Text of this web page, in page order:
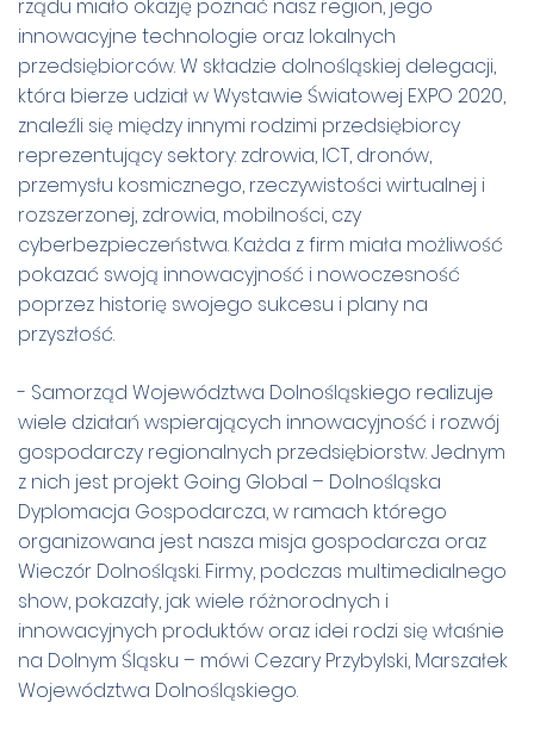
rządu miało okazję poznać nasz region, jego
innowacyjne technologie oraz lokalnych
przedsiębiorców. W składzie dolnośląskiej delegacji,
która bierze udział w Wystawie Światowej EXPO 2020,
znaleźli się między innymi rodzimi przedsiębiorcy
reprezentujący sektory: zdrowia, ICT, dronów,
przemysłu kosmicznego, rzeczywistości wirtualnej i
rozszerzonej, zdrowia, mobilności, czy
cyberbezpieczeństwa. Każda z firm miała możliwość
pokazać swoją innowacyjność i nowoczesność
poprzez historię swojego sukcesu i plany na
przyszłość.
- Samorząd Województwa Dolnośląskiego realizuje
wiele działań wspierających innowacyjność i rozwój
gospodarczy regionalnych przedsiębiorstw. Jednym
z nich jest projekt Going Global – Dolnośląska
Dyplomacja Gospodarcza, w ramach którego
organizowana jest nasza misja gospodarcza oraz
Wieczór Dolnośląski. Firmy, podczas multimedialnego
show, pokazały, jak wiele różnorodnych i
innowacyjnych produktów oraz idei rodzi się właśnie
na Dolnym Śląsku – mówi Cezary Przybylski, Marszałek
Województwa Dolnośląskiego.